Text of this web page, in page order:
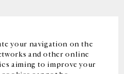
your navigation on the
and other online
aiming to improve your